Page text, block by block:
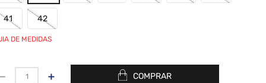
41 42
DE MEDIDAS
＋ COMPRAR